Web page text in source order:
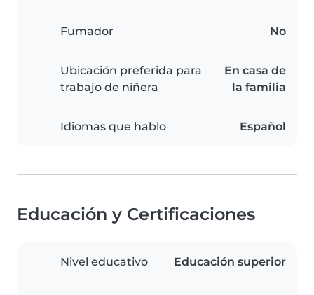
Fumador No
Ubicación preferida para
trabajo de niñera
En casa de
la familia
Idiomas que hablo Español
Educación y Certificaciones
Nivel educativo Educación superior